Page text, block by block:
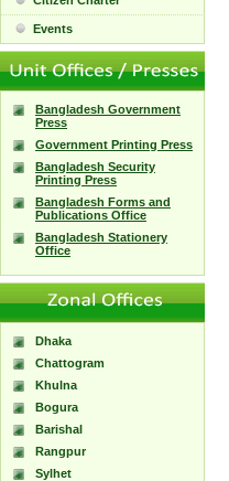
Events
Bangladesh Government
Press
Government Printing Press
Bangladesh Security
Printing Press
Bangladesh Forms and
Publications Office
Bangladesh Stationery
Office
Dhaka
Chattogram
Khulna
Bogura
Barishal
Rangpur
Sylhet